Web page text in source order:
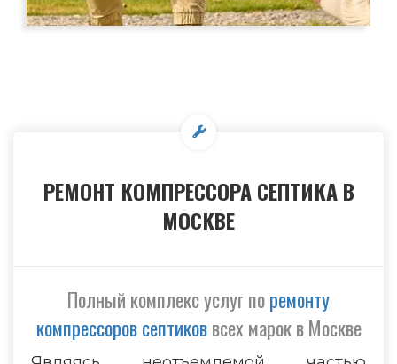
РЕМОНТ КОМПРЕССОРА СЕПТИКА В
МОСКВЕ
Полный комплекс услуг поремонту
компрессоров септиковвсех марок в Москве